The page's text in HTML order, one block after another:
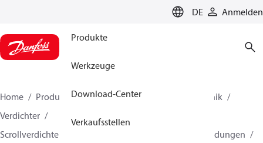
DE Anmelden
Produkte
Werkzeuge
Download-Center
Verkaufsstellen
Home Produkte
Lösung für Kälte- und Klimatechnik
Verdichter
Scrollverdichter von Danfoss für Wärmepumpenanwendungen